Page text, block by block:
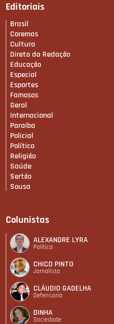
Editoriais
Brasil
Coremas
Cultura
Direto da Redação
Educação
Especial
Esportes
Famosos
Geral
Internacional
Paraíba
Policial
Política
Religião
Saúde
Sertão
Sousa
Colunistas
ALEXANDRE LYRA
Política
CHICO PINTO
Jornalista
CLÁUDIO GADELHA
Defensoria
DINHA
Sociedade